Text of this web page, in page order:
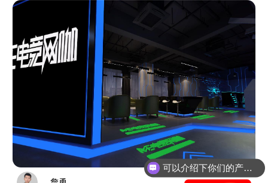
可以介绍下你们的产品么？